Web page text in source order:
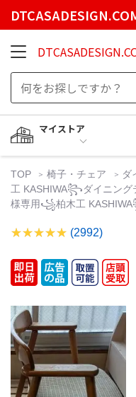
マイストア
TOP 椅子・チェア ダ
工 KASHIWA꧂ダイニング
様専用꧁柏木工
(2992)